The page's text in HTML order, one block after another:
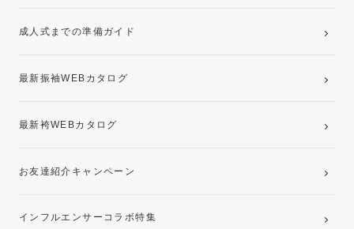
成人式までの準備ガイド
最新振袖WEBカタログ
最新袴WEBカタログ
お友達紹介キャンペーン
インフルエンサーコラボ特集